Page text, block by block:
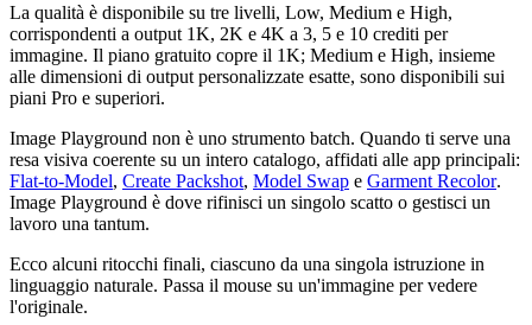
La qualità è disponibile su tre livelli, Low, Medium e High,
corrispondenti a output 1K, 2K e 4K a 3, 5 e 10 crediti per
immagine. Il piano gratuito copre il 1K; Medium e High, insieme
alle dimensioni di output personalizzate esatte, sono disponibili sui
piani Pro e superiori.
Image Playground non è uno strumento batch. Quando ti serve una
resa visiva coerente su un intero catalogo, affidati alle app principali:
Flat-to-Model, Create Packshot, Model Swap e Garment Recolor.
Image Playground è dove rifinisci un singolo scatto o gestisci un
lavoro una tantum.
Ecco alcuni ritocchi finali, ciascuno da una singola istruzione in
linguaggio naturale. Passa il mouse su un'immagine per vedere
l'originale.